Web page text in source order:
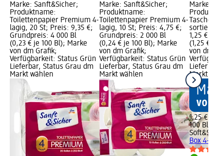
Marke: Sanft&Sicher;
Produktname:
Toilettenpapier Premium 4-
lagig, 20 St; Preis: 9,35 €;
Grundpreis: 4 000 Bl
(0,23 € je 100 Bl); Marke
von dm Grafik;
Verfügbarkeit: Status Grün
Lieferbar, Status Grau dm
Markt wählen
Marke: Sanft&Sicher;
Produktname:
Toilettenpapier Premium 4-
lagig, 10 St; Preis: 4,75 €;
Grundpreis: 2 000 Bl
(0,24 € je 100 Bl); Marke
von dm Grafik;
Verfügbarkeit: Status Grün
Lieferbar, Status Grau dm
Markt wählen
Marke:
sortiert,
1,25 €;
(1,25 €
von dm
Markt
1,25 €
100 Bl
Box 4-